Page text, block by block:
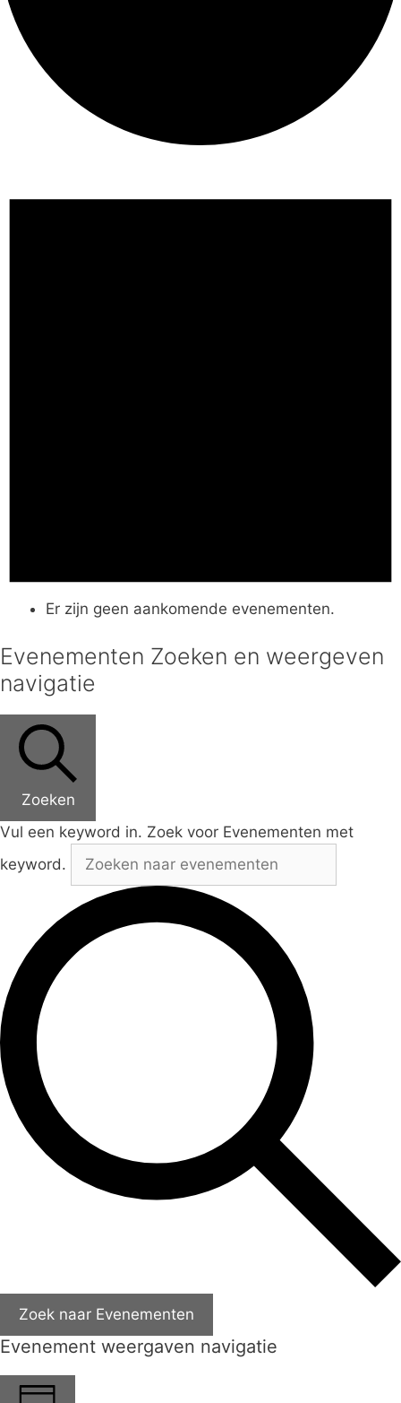
Er zijn geen aankomende evenementen.
Evenementen Zoeken en weergeven
navigatie
Zoeken
Vul een keyword in. Zoek voor Evenementen met
keyword.
Zoek naar Evenementen
Evenement weergaven navigatie